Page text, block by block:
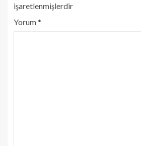
işaretlenmişlerdir
Yorum*